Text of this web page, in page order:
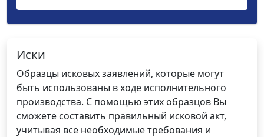
Иски
Образцы исковых заявлений, которые могут
быть использованы в ходе исполнительного
производства. С помощью этих образцов Вы
сможете составить правильный исковой акт,
учитывая все необходимые требования и